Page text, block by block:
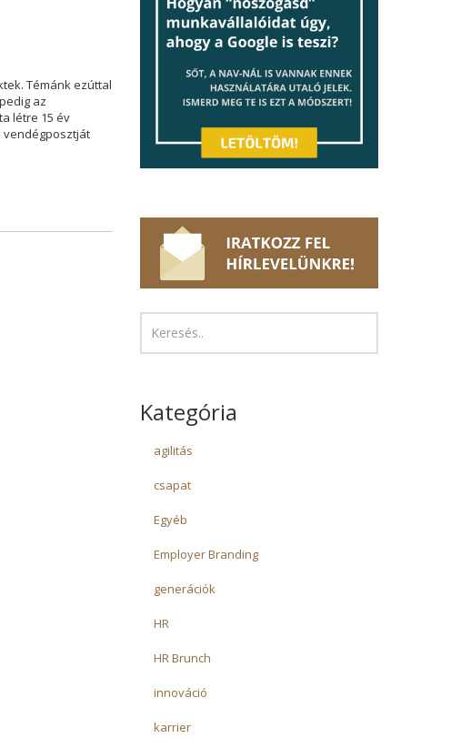
Témánk ezúttal
az
létre 15 év
vendégposztját
Kategória
agilitás
csapat
Egyéb
Employer Branding
generációk
HR
HR Brunch
innováció
karrier